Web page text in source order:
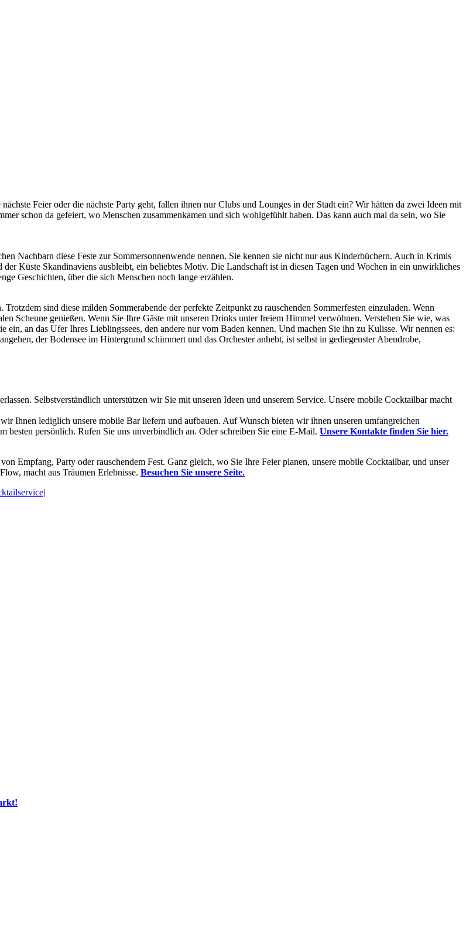
nächste Feier oder die nächste Party geht, fallen ihnen nur Clubs und Lounges in der Stadt ein? Wir hätten da zwei Ideen mit
schon da gefeiert, wo Menschen zusammenkamen und sich wohlgefühlt haben. Das kann auch mal da sein, wo Sie
Nachbarn diese Feste zur Sommersonnenwende nennen. Sie kennen sie nicht nur aus Kinderbüchern. Auch in Krimis
Küste Skandinaviens ausbleibt, ein beliebtes Motiv. Die Landschaft ist in diesen Tagen und Wochen in ein unwirkliches
Geschichten, über die sich Menschen noch lange erzählen.
sind diese milden Sommerabende der perfekte Zeitpunkt zu rauschenden Sommerfesten einzuladen. Wenn
Scheune genießen. Wenn Sie Ihre Gäste mit unseren Drinks unter freiem Himmel verwöhnen. Verstehen Sie wie, was
an das Ufer Ihres Lieblingssees, den andere nur vom Baden kennen. Und machen Sie ihn zu Kulisse. Wir nennen es:
der Bodensee im Hintergrund schimmert und das Orchester anhebt, ist selbst in gediegenster Abendrobe,
Selbstverständlich unterstützen wir Sie mit unseren Ideen und unserem Service. Unsere mobile Cocktailbar macht
Ihnen lediglich unsere mobile Bar liefern und aufbauen. Auf Wunsch bieten wir ihnen unseren umfangreichen
besten persönlich. Rufen Sie uns unverbindlich an. Oder schreiben Sie eine E-Mail. Unsere Kontakte finden Sie hier.
Empfang, Party oder rauschendem Fest. Ganz gleich, wo Sie Ihre Feier planen, unsere mobile Cocktailbar, und unser
macht aus Träumen Erlebnisse. Besuchen Sie unsere Seite.
|